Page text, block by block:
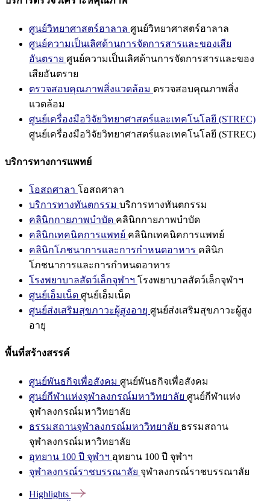
ศูนย์วิทยาศาสตร์ฮาลาล ศูนย์วิทยาศาสตร์ฮาลาล
ศูนย์ความเป็นเลิศด้านการจัดการสารและของเสีย
อันตราย ศูนย์ความเป็นเลิศด้านการจัดการสารและของ
เสียอันตราย
ตรวจสอบคุณภาพสิ่งแวดล้อม ตรวจสอบคุณภาพสิ่ง
แวดล้อม
ศูนย์เครื่องมือวิจัยวิทยาศาสตร์และเทคโนโลยี (STREC)
ศูนย์เครื่องมือวิจัยวิทยาศาสตร์และเทคโนโลยี (STREC)
บริการทางการแพทย์
โอสถศาลา โอสถศาลา
บริการทางทันตกรรม บริการทางทันตกรรม
คลินิกกายภาพบำบัด คลินิกกายภาพบำบัด
คลินิกเทคนิคการแพทย์ คลินิกเทคนิคการแพทย์
คลินิกโภชนาการและการกำหนดอาหาร คลินิก
โภชนาการและการกำหนดอาหาร
โรงพยาบาลสัตว์เล็กจุฬาฯ โรงพยาบาลสัตว์เล็กจุฬาฯ
ศูนย์เอ็มเน็ต ศูนย์เอ็มเน็ต
ศูนย์ส่งเสริมสุขภาวะผู้สูงอายุ ศูนย์ส่งเสริมสุขภาวะผู้สูง
อายุ
พื้นที่สร้างสรรค์
ศูนย์พันธกิจเพื่อสังคม ศูนย์พันธกิจเพื่อสังคม
ศูนย์กีฬาแห่งจุฬาลงกรณ์มหาวิทยาลัย ศูนย์กีฬาแห่ง
จุฬาลงกรณ์มหาวิทยาลัย
ธรรมสถานจุฬาลงกรณ์มหาวิทยาลัย ธรรมสถาน
จุฬาลงกรณ์มหาวิทยาลัย
อุทยาน 100 ปี จุฬาฯ อุทยาน 100 ปี จุฬาฯ
จุฬาลงกรณ์ราชบรรณาลัย จุฬาลงกรณ์ราชบรรณาลัย
Highlights